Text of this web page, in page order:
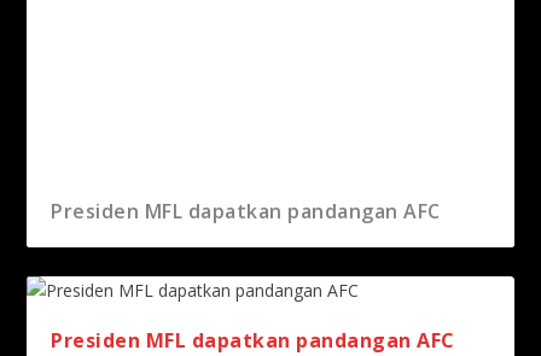
Presiden MFL dapatkan pandangan AFC
Presiden MFL dapatkan pandangan AFC